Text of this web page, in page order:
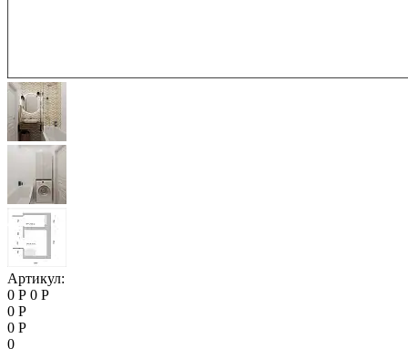
Артикул:
0 Р 0 Р
0 Р
0 Р
0